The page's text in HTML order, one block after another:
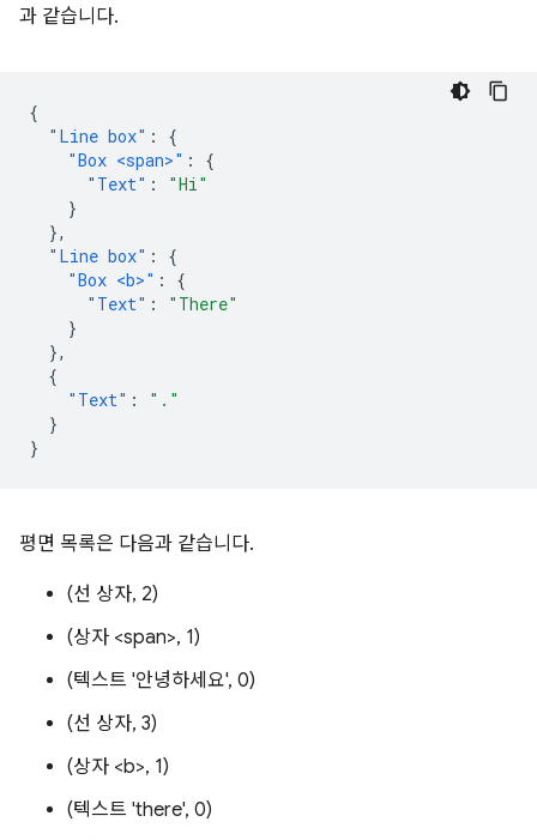
과 같습니다.
{
"Line box" :
{
"Box <span>" :
{
"Text" :
"Hi"
}
},
"Line box" :
{
"Box <b>" :
{
"Text" :
"There"
}
},
{
"Text" :
"."
}
}
평면 목록은 다음과 같습니다.
(선 상자, 2)
(상자 <span>, 1)
(텍스트 '안녕하세요', 0)
(선 상자, 3)
(상자 <b>, 1)
(텍스트 'there', 0)